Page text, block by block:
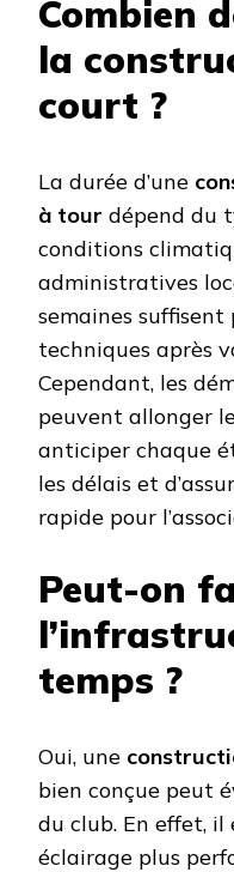
Combien
la
court ?
La durée d’une
à tour dépend du
conditions
administratives
semaines
techniques après
Cependant, les
peuvent allonger
anticiper chaque
les délais et
rapide pour
Peut-on
temps ?
Oui, une
bien conçue peut
du club. En effet, il
éclairage plus